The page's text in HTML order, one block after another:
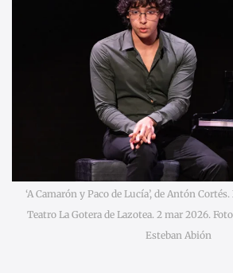
‘A Camarón y Paco de Lucía’, de Antón
Teatro La Gotera de Lazotea. 2 mar 2026.
Esteban Abión